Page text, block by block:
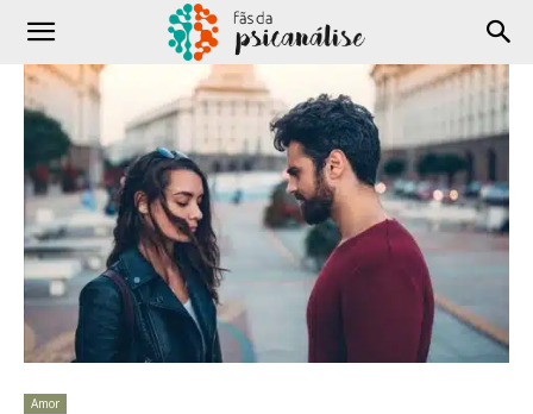
Amor